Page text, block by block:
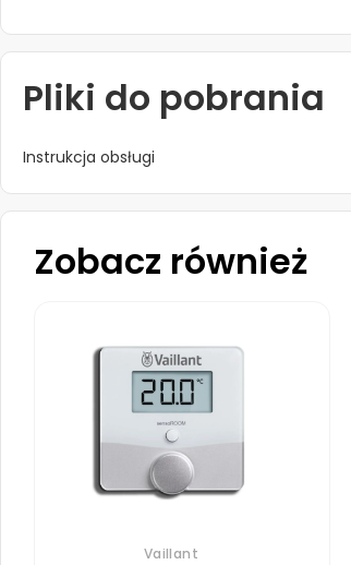
Pliki do pobrania
Instrukcja obsługi
Zobacz również
Vaillant